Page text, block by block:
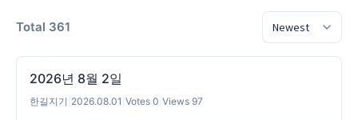
Total 361
2026년 8월 2일
한길지기 2026.08.01 Votes 0 Views 97